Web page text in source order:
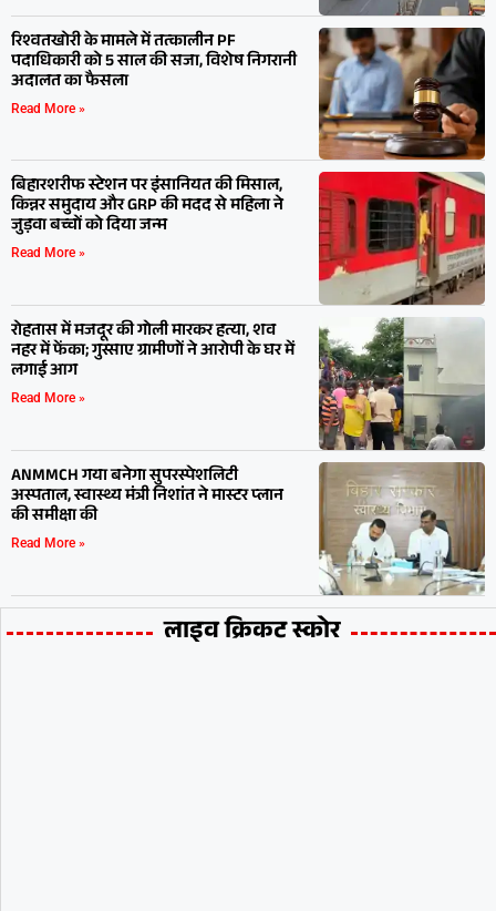
रिश्वतखोरी के मामले में तत्कालीन PF
पदाधिकारी को 5 साल की सजा, विशेष निगरानी
अदालत का फैसला
Read More »
बिहारशरीफ स्टेशन पर इंसानियत की मिसाल,
किन्नर समुदाय और GRP की मदद से महिला ने
जुड़वा बच्चों को दिया जन्म
Read More »
रोहतास में मजदूर की गोली मारकर हत्या, शव
नहर में फेंका; गुस्साए ग्रामीणों ने आरोपी के घर में
लगाई आग
Read More »
ANMMCH गया बनेगा सुपरस्पेशलिटी
अस्पताल, स्वास्थ्य मंत्री निशांत ने मास्टर प्लान
की समीक्षा की
Read More »
लाइव क्रिकट स्कोर